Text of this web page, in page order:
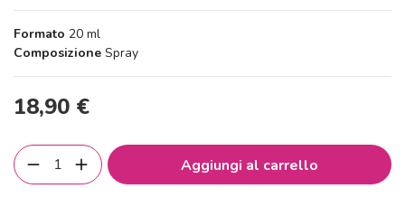
Formato 20 ml
Composizione Spray
18,90 €
Aggiungi al carrello